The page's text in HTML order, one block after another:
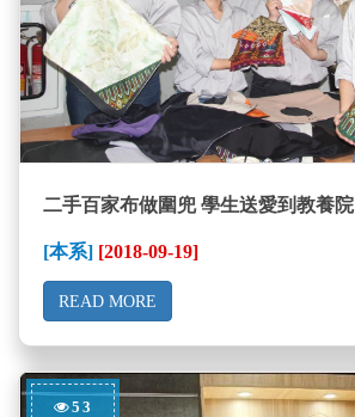
二手百家布做圍兜 學生送愛到教養院
[本系] [2018-09-19]
READ MORE
53